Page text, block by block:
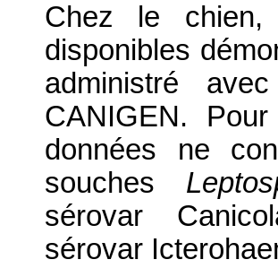
Chez le chien,
disponibles
administré
CANIGEN.
données ne
souches
sérovar
sérovar